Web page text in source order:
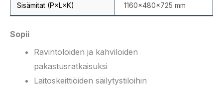
Sisämitat (P×L×K) 1160×480×725 mm
Sopii
Ravintoloiden ja kahviloiden
pakastusratkaisuksi
Laitoskeittiöiden säilytystiloihin